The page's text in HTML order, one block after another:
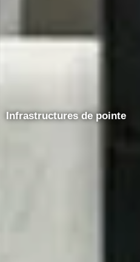
Infrastructures de pointe